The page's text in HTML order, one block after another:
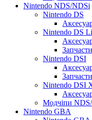
Nintendo NDS/NDSi
Nintendo DS
Nintendo DS
Nintendo DSI
Nintendo DSI
Модчіпи
Nintendo GBA